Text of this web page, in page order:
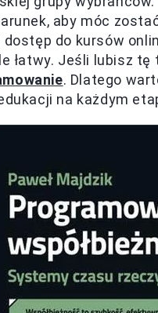
aby móc
do kursów
łatwy. Jeśli lubisz
. Dlatego
na każdym